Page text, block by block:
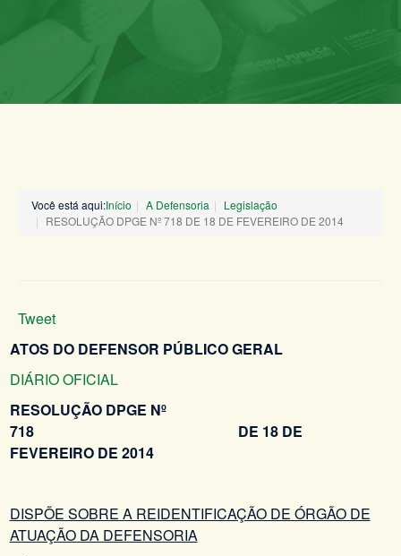
Você está aqui:Início A Defensoria
Legislação
RESOLUÇÃO DPGE Nº 718 DE 18 DE FEVEREIRO DE 2014
Tweet
ATOS DO DEFENSOR PÚBLICO GERAL
DIÁRIO OFICIAL
RESOLUÇÃO DPGE Nº
718 DE 18 DE
FEVEREIRO DE 2014
DISPÕE SOBRE A REIDENTIFICAÇÃO DE ÓRGÃO DE
ATUAÇÃO DA DEFENSORIA